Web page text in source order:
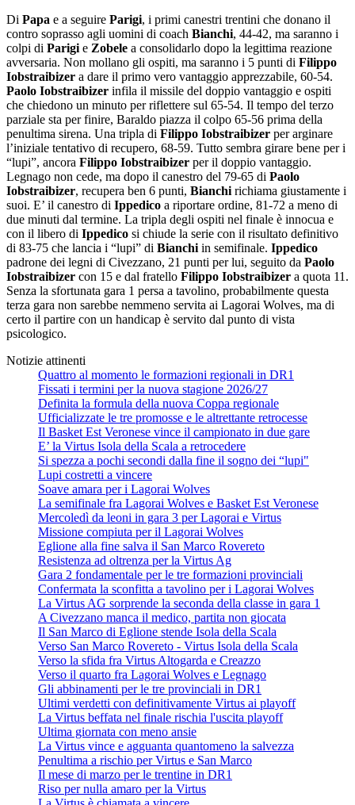
Di Papa e a seguire Parigi, i primi canestri trentini che donano il
contro soprasso agli uomini di coach Bianchi, 44-42, ma saranno i
colpi di Parigi e Zobele a consolidarlo dopo la legittima reazione
avversaria. Non mollano gli ospiti, ma saranno i 5 punti di Filippo
Iobstraibizer a dare il primo vero vantaggio apprezzabile, 60-54.
Paolo Iobstraibizer infila il missile del doppio vantaggio e ospiti
che chiedono un minuto per riflettere sul 65-54. Il tempo del terzo
parziale sta per finire, Baraldo piazza il colpo 65-56 prima della
penultima sirena. Una tripla di Filippo Iobstraibizer per arginare
l’iniziale tentativo di recupero, 68-59. Tutto sembra girare bene per i
“lupi”, ancora Filippo Iobstraibizer per il doppio vantaggio.
Legnago non cede, ma dopo il canestro del 79-65 di Paolo
Iobstraibizer, recupera ben 6 punti, Bianchi richiama giustamente i
suoi. E’ il canestro di Ippedico a riportare ordine, 81-72 a meno di
due minuti dal termine. La tripla degli ospiti nel finale è innocua e
con il libero di Ippedico si chiude la serie con il risultato definitivo
di 83-75 che lancia i “lupi” di Bianchi in semifinale. Ippedico
padrone dei legni di Civezzano, 21 punti per lui, seguito da Paolo
Iobstraibizer con 15 e dal fratello Filippo Iobstraibizer a quota 11.
Senza la sfortunata gara 1 persa a tavolino, probabilmente questa
terza gara non sarebbe nemmeno servita ai Lagorai Wolves, ma di
certo il partire con un handicap è servito dal punto di vista
psicologico.
Notizie attinenti
Quattro al momento le formazioni regionali in DR1
Fissati i termini per la nuova stagione 2026/27
Definita la formula della nuova Coppa regionale
Ufficializzate le tre promosse e le altrettante retrocesse
Il Basket Est Veronese vince il campionato in due gare
E’ la Virtus Isola della Scala a retrocedere
Si spezza a pochi secondi dalla fine il sogno dei “lupi"
Lupi costretti a vincere
Soave amara per i Lagorai Wolves
La semifinale fra Lagorai Wolves e Basket Est Veronese
Mercoledì da leoni in gara 3 per Lagorai e Virtus
Missione compiuta per il Lagorai Wolves
Eglione alla fine salva il San Marco Rovereto
Resistenza ad oltrenza per la Virtus Ag
Gara 2 fondamentale per le tre formazioni provinciali
Confermata la sconfitta a tavolino per i Lagorai Wolves
La Virtus AG sorprende la seconda della classe in gara 1
A Civezzano manca il medico, partita non giocata
Il San Marco di Eglione stende Isola della Scala
Verso San Marco Rovereto - Virtus Isola della Scala
Verso la sfida fra Virtus Altogarda e Creazzo
Verso il quarto fra Lagorai Wolves e Legnago
Gli abbinamenti per le tre provinciali in DR1
Ultimi verdetti con definitivamente Virtus ai playoff
La Virtus beffata nel finale rischia l'uscita playoff
Ultima giornata con meno ansie
La Virtus vince e agguanta quantomeno la salvezza
Penultima a rischio per Virtus e San Marco
Il mese di marzo per le trentine in DR1
Riso per nulla amaro per la Virtus